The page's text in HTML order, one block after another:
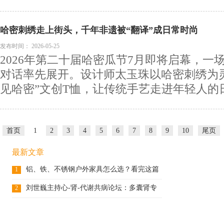
哈密刺绣走上街头，千年非遗被“翻译”成日常时尚
发布时间： 2026-05-25
2026年第二十届哈密瓜节7月即将启幕，一
对话率先展开。设计师太玉珠以哈密刺绣为
见哈密”文创T恤，让传统手艺走进年轻人的
首页 1 2 3 4 5 6 7 8 9 10 尾页
最新文章
1
铝、铁、不锈钢户外家具怎么选？看完这篇
不
2 刘世巍主持心-肾-代谢共病论坛：多囊肾专